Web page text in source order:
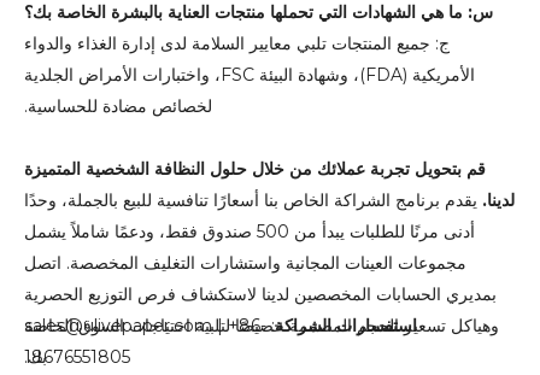
س: ما هي الشهادات التي تحملها منتجات العناية بالبشرة الخاصة بك؟
ج: جميع المنتجات تلبي معايير السلامة لدى إدارة الغذاء والدواء
الأمريكية (FDA)، وشهادة البيئة FSC، واختبارات الأمراض الجلدية
لخصائص مضادة للحساسية.
قم بتحويل تجربة عملائك من خلال حلول النظافة الشخصية المتميزة
لدينا. يقدم برنامج الشراكة الخاص بنا أسعارًا تنافسية للبيع بالجملة، وحدًا
أدنى مرنًا للطلبات يبدأ من 500 صندوق فقط، ودعمًا شاملاً يشمل
مجموعات العينات المجانية واستشارات التغليف المخصصة. اتصل
بمديري الحسابات المخصصين لدينا لاستكشاف فرص التوزيع الحصرية
وهياكل تسعير الحجم المصممة خصيصًا لتلبية احتياجات السوق الخاصة
بك.
استفسارات الشراكة : sales@ulivepaper.com | +86-
18676551805